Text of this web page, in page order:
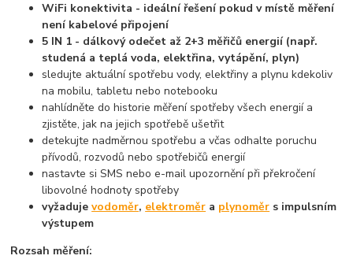
WiFi konektivita - ideální řešení pokud v místě měření
není kabelové připojení
5 IN 1 - dálkový odečet až 2+3 měřičů energií (např.
studená a teplá voda, elektřina, vytápění, plyn)
sledujte aktuální spotřebu vody, elektřiny a plynu kdekoliv
na mobilu, tabletu nebo notebooku
nahlídněte do historie měření spotřeby všech energií a
zjistěte, jak na jejich spotřebě ušetřit
detekujte nadměrnou spotřebu a včas odhalte poruchu
přívodů, rozvodů nebo spotřebičů energií
nastavte si SMS nebo e-mail upozornění při překročení
libovolné hodnoty spotřeby
vyžadujevodoměr, elektroměr a plynoměr s impulsním
výstupem
Rozsah měření: